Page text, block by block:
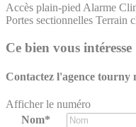
Accès plain-pied Alarme
Portes sectionnelles Terrain
Ce bien vous intéresse
Contactez l'agence tourny
Afficher le numéro
Nom*